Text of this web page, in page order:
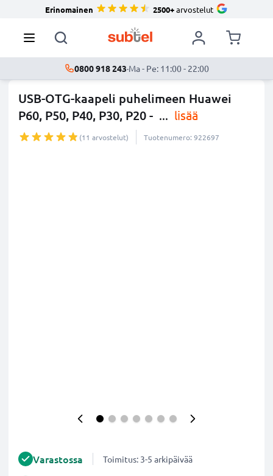
Erinomainen 2500+arvostelut
0800 918 243·Ma - Pe: 11:00 - 22:00
USB-OTG-kaapeli puhelimeen Huawei
P60, P50, P40, P30, P20 - ... lisää
(11 arvostelut) Tuotenumero: 922697
Varastossa Toimitus: 3-5 arkipäivää